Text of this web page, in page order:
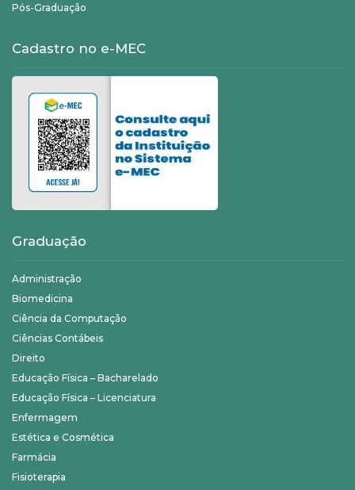
Pós-Graduação
Cadastro no e-MEC
Graduação
Administração
Biomedicina
Ciência da Computação
Ciências Contábeis
Direito
Educação Física – Bacharelado
Educação Física – Licenciatura
Enfermagem
Estética e Cosmética
Farmácia
Fisioterapia